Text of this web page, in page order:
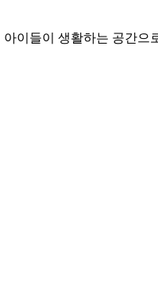
이들이 생활하는 공간